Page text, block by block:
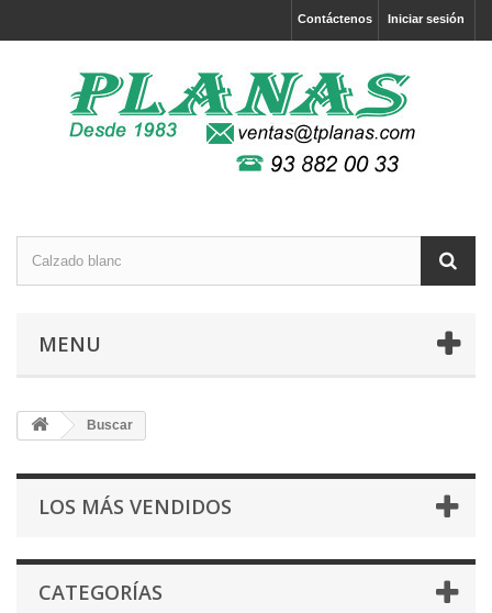
Iniciar sesión
Contáctenos
MENU
Buscar
LOS MÁS VENDIDOS
CATEGORÍAS